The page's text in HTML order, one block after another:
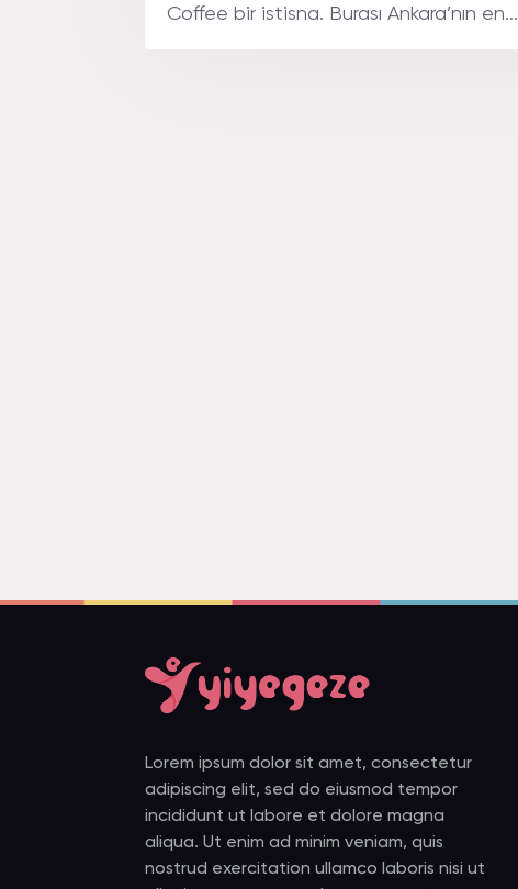
Coffee bir istisna. Burası Ankara’nın en...
Lorem ipsum dolor sit amet, consectetur
adipiscing elit, sed do eiusmod tempor
incididunt ut labore et dolore magna
aliqua. Ut enim ad minim veniam, quis
nostrud exercitation ullamco laboris nisi ut